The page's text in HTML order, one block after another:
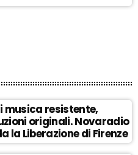
musica resistente,
originali. Novaradio
la Liberazione di Firenze